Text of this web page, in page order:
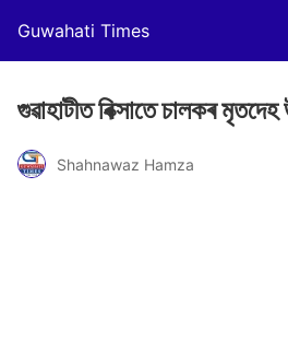
Guwahati Times
গুৱাহাটীত ৰিক্সাতে চালকৰ মৃতদেহ
Shahnawaz Hamza